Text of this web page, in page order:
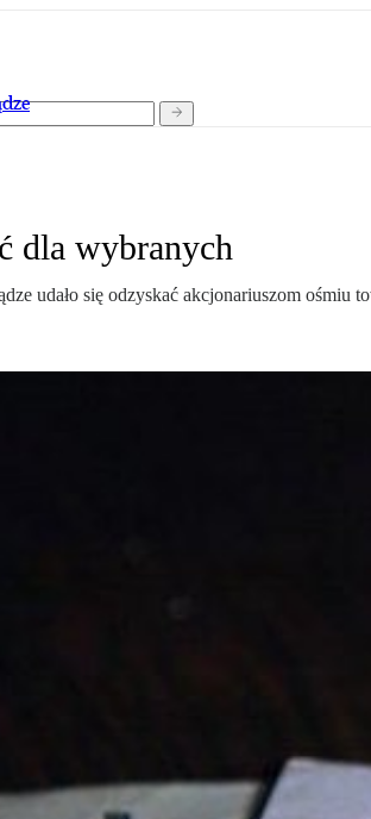
dla wybranych
udało się odzyskać akcjonariuszom ośmiu